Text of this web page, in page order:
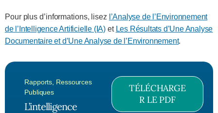
Pour plus d’informations, lisez l’Analyse de l’Environnement
de l’Intelligence Artificielle (IA) et Les Résultats d’Une Analyse
Documentaire et d’Une Analyse de l’Environnement.
Rapports Ressources
Publiques
L’intelligence
TÉLÉCHARGE
R LE PDF